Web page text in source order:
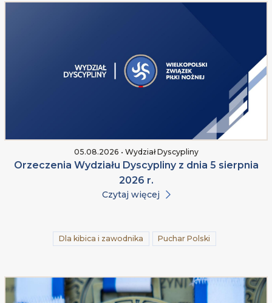
05.08.2026 • Wydział Dyscypliny
Orzeczenia Wydziału Dyscypliny z dnia 5 sierpnia
2026 r.
Czytaj więcej
Dla kibica i zawodnika Puchar Polski